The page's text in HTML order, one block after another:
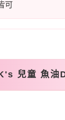
可
兒童 魚油